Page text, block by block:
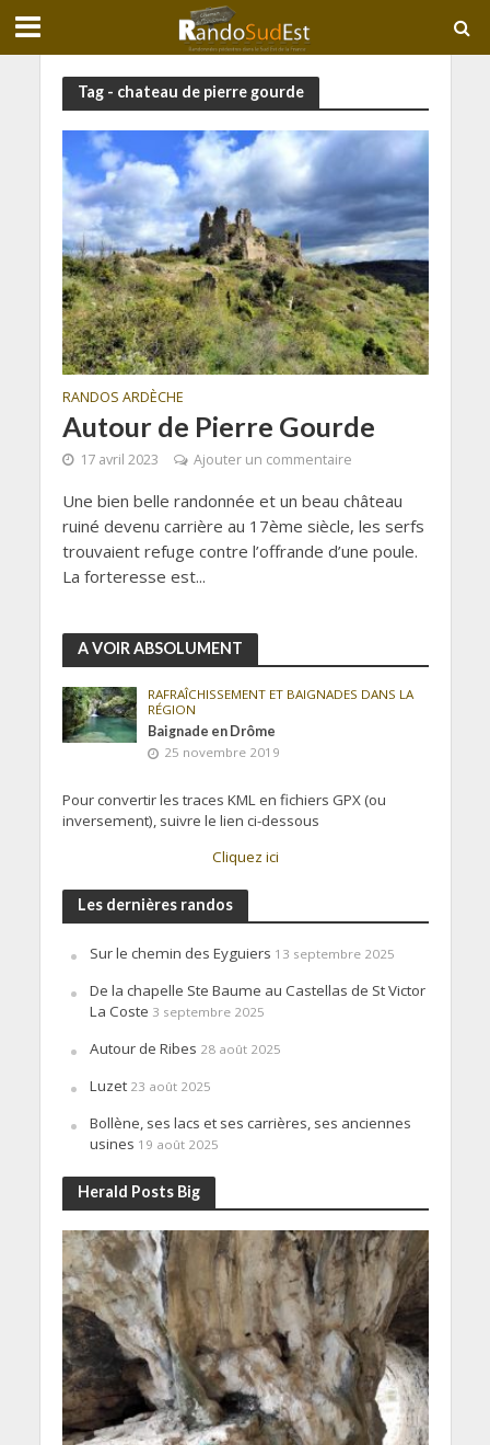
Tag - chateau de pierre gourde
RANDOS ARDÈCHE
Autour de Pierre Gourde
17 avril 2023 Ajouter un commentaire
Une bien belle randonnée et un beau château
ruiné devenu carrière au 17ème siècle, les serfs
trouvaient refuge contre l’offrande d’une poule.
La forteresse est...
A VOIR ABSOLUMENT
RAFRAÎCHISSEMENT ET BAIGNADES DANS LA
RÉGION
Baignade en Drôme
25 novembre 2019
Pour convertir les traces KML en fichiers GPX (ou
inversement), suivre le lien ci-dessous
Cliquez ici
Les dernières randos
Sur le chemin des Eyguiers 13 septembre 2025
De la chapelle Ste Baume au Castellas de St Victor
La Coste 3 septembre 2025
Autour de Ribes 28 août 2025
Luzet 23 août 2025
Bollène, ses lacs et ses carrières, ses anciennes
usines 19 août 2025
Herald Posts Big